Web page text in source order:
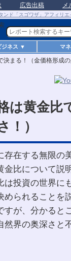
広告出稿 メ
ジネス ▼ マ
決まる！（金価格形成の
は黄金比
！）
存在する無限の
金比について説
は投資の世界に
められることを
すが、分かると
然界の奥深さと